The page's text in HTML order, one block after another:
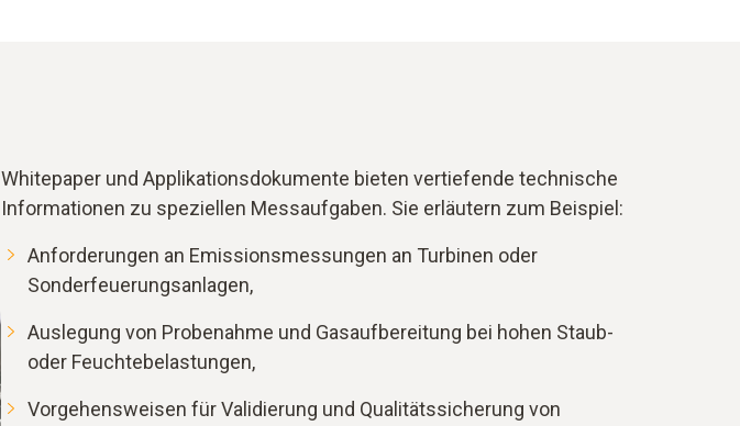
Whitepaper und Applikationsdokumente bieten vertiefende technische
Informationen zu speziellen Messaufgaben. Sie erläutern zum Beispiel:
Anforderungen an Emissionsmessungen an Turbinen oder
Sonderfeuerungsanlagen,
Auslegung von Probenahme und Gasaufbereitung bei hohen Staub-
oder Feuchtebelastungen,
Vorgehensweisen für Validierung und Qualitätssicherung von